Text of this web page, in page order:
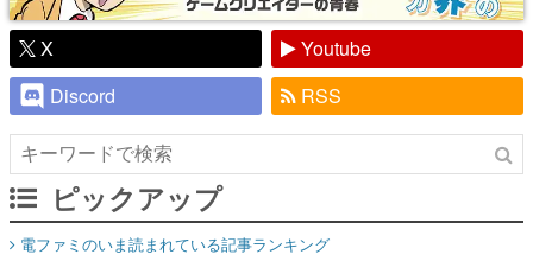
X
Youtube
Discord
RSS
ピックアップ
電ファミのいま読まれている記事ランキング